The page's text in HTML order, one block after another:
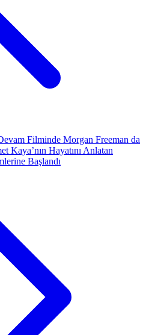
Filminde Morgan Freeman da
Kaya’nın Hayatını Anlatan
Başlandı